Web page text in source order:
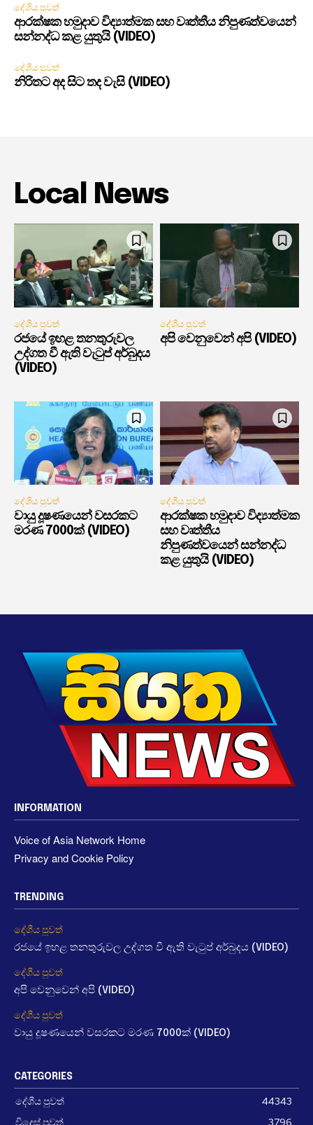
දේශීය පුවත්
ආරක්ෂක හමුදාව විද්‍යාත්මක සහ වෘත්තීය නිපුණත්වයෙන්
සන්නද්ධ කළ යුතුයි (VIDEO)
දේශීය පුවත්
නිරිතට අද සිට තද වැසි (VIDEO)
Local News
දේශීය පුවත්
රජයේ ඉහළ තනතුරුවල
උද්ගත වී ඇති වැටුප් අර්බුදය
(VIDEO)
දේශීය පුවත්
අපි වෙනුවෙන් අපි (VIDEO)
දේශීය පුවත්
වායු දූෂණයෙන් වසරකට
මරණ 7000ක් (VIDEO)
දේශීය පුවත්
ආරක්ෂක හමුදාව විද්‍යාත්මක
සහ වෘත්තීය
නිපුණත්වයෙන් සන්නද්ධ
කළ යුතුයි (VIDEO)
INFORMATION
Voice of Asia Network Home
Privacy and Cookie Policy
TRENDING
දේශීය පුවත්
රජයේ ඉහළ තනතුරුවල උද්ගත වී ඇති වැටුප් අර්බුදය (VIDEO)
දේශීය පුවත්
අපි වෙනුවෙන් අපි (VIDEO)
දේශීය පුවත්
වායු දූෂණයෙන් වසරකට මරණ 7000ක් (VIDEO)
CATEGORIES
දේශීය පුවත්
44343
විදෙස් පුවත්
3796